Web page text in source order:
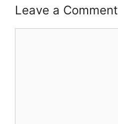
Leave a Comment